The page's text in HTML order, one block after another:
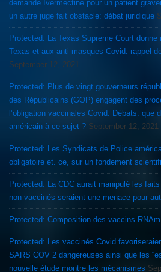
demande Ivermectine pour un patient
un autre juge fait obstacle: débat juridique
Protected: La Texas Supreme Court donne
Texas et aux anti-masques Covid: rappel
September 12, 2021
Protected: Plus de vingt gouverneurs
des Républicains (GOP) engagent des
l’obligation vaccinales Covid: Débats: que
américain à ce sujet ? September 12, 2021
Protected: Les Syndicats de Police
obligatoire et. ce, sur un fondement
Protected: La CDC aurait manipulé les
non vaccinés seraient une menace pour
Protected: Composition des vaccins RNAm
Protected: Les vaccinés Covid favoriseraient l’évolution des mutations
SARS COV 2 dangereuses ainsi que les
nouvelle étude montre les mécanismes